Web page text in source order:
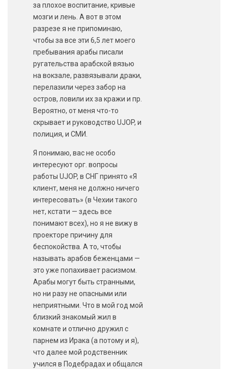
за плохое воспитание, кривые
мозги и лень. А вот в этом
разрезе я не припоминаю,
чтобы за все эти 6,5 лет моего
пребывания арабы писали
ругательства арабской вязью
на вокзале, развязывали драки,
перелазили через забор на
остров, ловили их за кражи и пр.
Вероятно, от меня что-то
скрывает и руководство UJOP, и
полиция, и СМИ.
Я понимаю, вас не особо
интересуют орг. вопросы
работы UJOP, в СНГ принято «Я
клиент, меня не должно ничего
интересовать» (в Чехии такого
нет, кстати — здесь все
понимают всех), но я не вижу в
проекторе причину для
беспокойства. А то, чтобы
называть арабов беженцами —
это уже попахивает расизмом.
Арабы могут быть странными,
но ни разу не опасными или
неприятными. Что в мой год мой
близкий знакомый жил в
комнате и отлично дружил с
парнем из Ирака (а потому и я),
что далее мой родственник
учился в Подебрадах и общался